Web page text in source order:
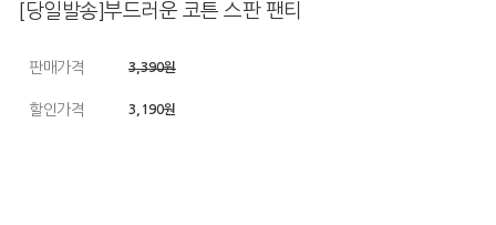
[당일발송]부드러운 코튼 스판 팬티
판매가격 3,390원
할인가격 3,190원